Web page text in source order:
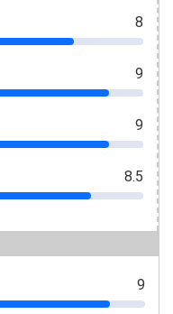
8
9
9
8.5
9